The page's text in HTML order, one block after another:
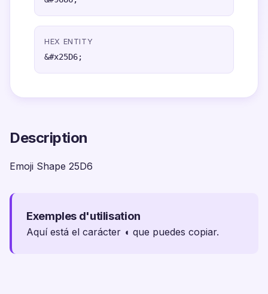
HEX ENTITY
&#x25D6;
Description
Emoji Shape 25D6
Exemples d'utilisation
Aquí está el carácter ◖ que puedes copiar.